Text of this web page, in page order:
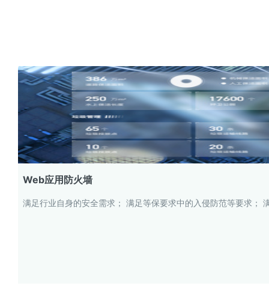
Web应用防火墙
满足行业自身的安全需求； 满足等保要求中的入侵防范等要求；